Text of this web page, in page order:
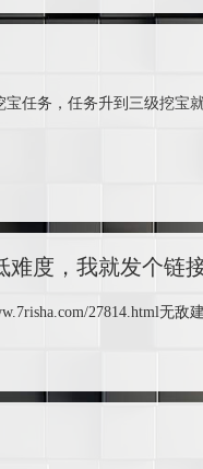
任务，任务升到三级挖宝
度，我就发个链接
27814.html无敌